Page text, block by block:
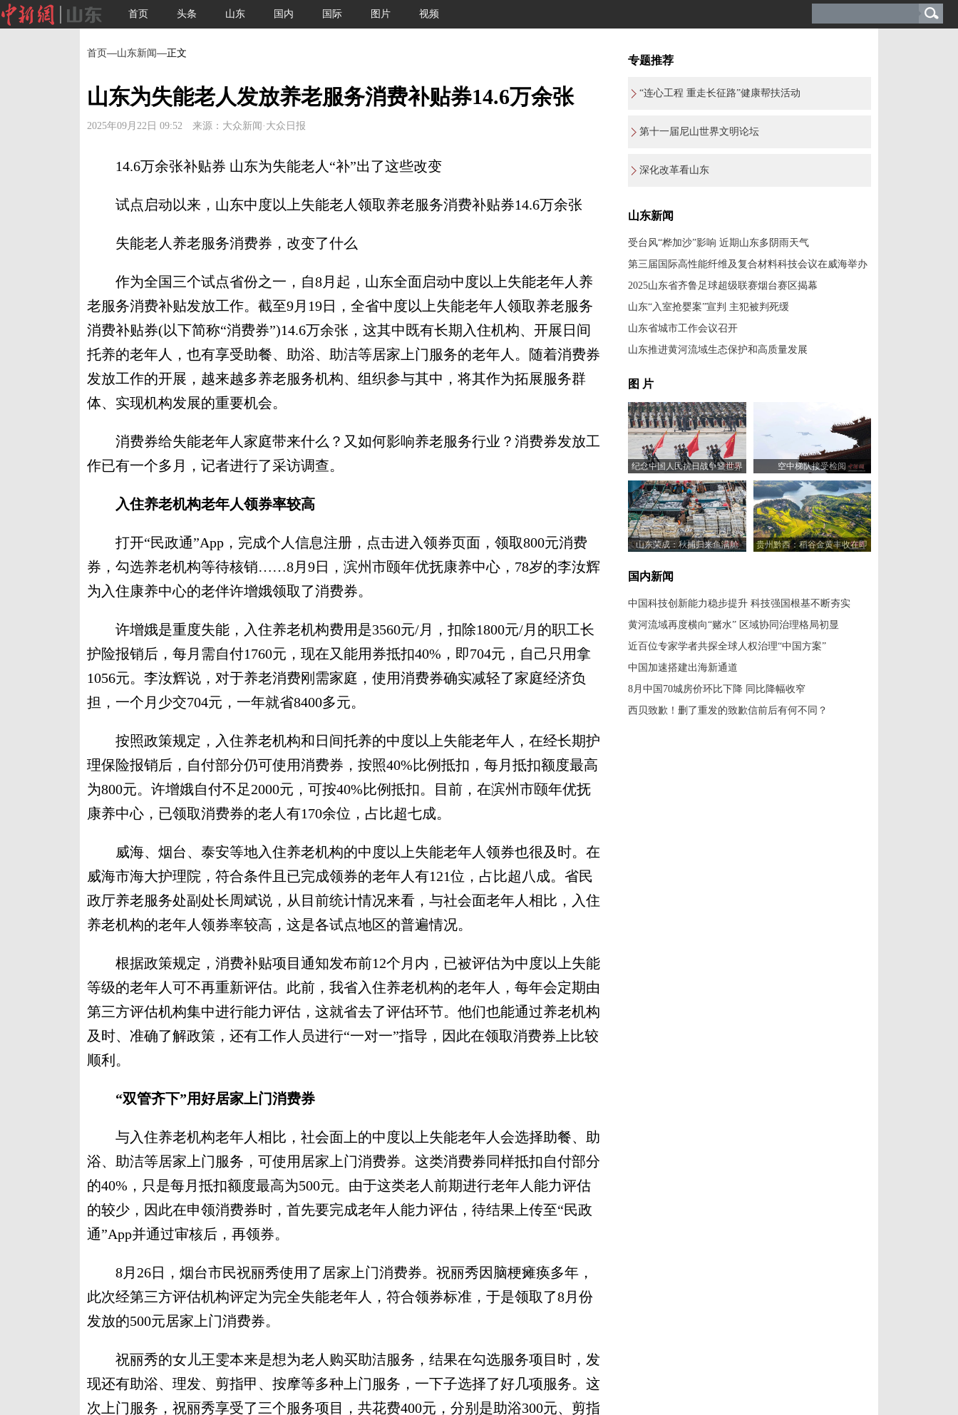
首页 头条 山东 国内 国际 图片 视频
首页—山东新闻—正文
山东为失能老人发放养老服务消费补贴券14.6万余张
2025年09月22日 09:52 来源：大众新闻·大众日报
14.6万余张补贴券 山东为失能老人“补”出了这些改变
试点启动以来，山东中度以上失能老人领取养老服务消费补贴券14.6万余张
失能老人养老服务消费券，改变了什么
作为全国三个试点省份之一，自8月起，山东全面启动中度以上失能老年人养
老服务消费补贴发放工作。截至9月19日，全省中度以上失能老年人领取养老服务
消费补贴券(以下简称“消费券”)14.6万余张，这其中既有长期入住机构、开展日间
托养的老年人，也有享受助餐、助浴、助洁等居家上门服务的老年人。随着消费券
发放工作的开展，越来越多养老服务机构、组织参与其中，将其作为拓展服务群
体、实现机构发展的重要机会。
消费券给失能老年人家庭带来什么？又如何影响养老服务行业？消费券发放工
作已有一个多月，记者进行了采访调查。
入住养老机构老年人领券率较高
打开“民政通”App，完成个人信息注册，点击进入领券页面，领取800元消费
券，勾选养老机构等待核销……8月9日，滨州市颐年优抚康养中心，78岁的李汝辉
为入住康养中心的老伴许增娥领取了消费券。
许增娥是重度失能，入住养老机构费用是3560元/月，扣除1800元/月的职工长
护险报销后，每月需自付1760元，现在又能用券抵扣40%，即704元，自己只用拿
1056元。李汝辉说，对于养老消费刚需家庭，使用消费券确实减轻了家庭经济负
担，一个月少交704元，一年就省8400多元。
按照政策规定，入住养老机构和日间托养的中度以上失能老年人，在经长期护
理保险报销后，自付部分仍可使用消费券，按照40%比例抵扣，每月抵扣额度最高
为800元。许增娥自付不足2000元，可按40%比例抵扣。目前，在滨州市颐年优抚
康养中心，已领取消费券的老人有170余位，占比超七成。
威海、烟台、泰安等地入住养老机构的中度以上失能老年人领券也很及时。在
威海市海大护理院，符合条件且已完成领券的老年人有121位，占比超八成。省民
政厅养老服务处副处长周斌说，从目前统计情况来看，与社会面老年人相比，入住
养老机构的老年人领券率较高，这是各试点地区的普遍情况。
根据政策规定，消费补贴项目通知发布前12个月内，已被评估为中度以上失能
等级的老年人可不再重新评估。此前，我省入住养老机构的老年人，每年会定期由
第三方评估机构集中进行能力评估，这就省去了评估环节。他们也能通过养老机构
及时、准确了解政策，还有工作人员进行“一对一”指导，因此在领取消费券上比较
顺利。
“双管齐下”用好居家上门消费券
与入住养老机构老年人相比，社会面上的中度以上失能老年人会选择助餐、助
浴、助洁等居家上门服务，可使用居家上门消费券。这类消费券同样抵扣自付部分
的40%，只是每月抵扣额度最高为500元。由于这类老人前期进行老年人能力评估
的较少，因此在申领消费券时，首先要完成老年人能力评估，待结果上传至“民政
通”App并通过审核后，再领券。
8月26日，烟台市民祝丽秀使用了居家上门消费券。祝丽秀因脑梗瘫痪多年，
此次经第三方评估机构评定为完全失能老年人，符合领券标准，于是领取了8月份
发放的500元居家上门消费券。
祝丽秀的女儿王雯本来是想为老人购买助洁服务，结果在勾选服务项目时，发
现还有助浴、理发、剪指甲、按摩等多种上门服务，一下子选择了好几项服务。这
次上门服务，祝丽秀享受了三个服务项目，共花费400元，分别是助浴300元、剪指
专题推荐
“连心工程 重走长征路”健康帮扶活动
第十一届尼山世界文明论坛
深化改革看山东
山东新闻
受台风“桦加沙”影响 近期山东多阴雨天气
第三届国际高性能纤维及复合材料科技会议在威海举办
2025山东省齐鲁足球超级联赛烟台赛区揭幕
山东“入室抢婴案”宣判 主犯被判死缓
山东省城市工作会议召开
山东推进黄河流域生态保护和高质量发展
图 片
纪念中国人民抗日战争暨世界
反法西斯战争胜利80周年大会
举行
空中梯队接受检阅
山东荣成：秋捕归来鱼满舱 贵州黔西：稻谷金黄丰收在即
国内新闻
中国科技创新能力稳步提升 科技强国根基不断夯实
黄河流域再度横向“赌水” 区域协同治理格局初显
近百位专家学者共探全球人权治理“中国方案”
中国加速搭建出海新通道
8月中国70城房价环比下降 同比降幅收窄
西贝致歉！删了重发的致歉信前后有何不同？